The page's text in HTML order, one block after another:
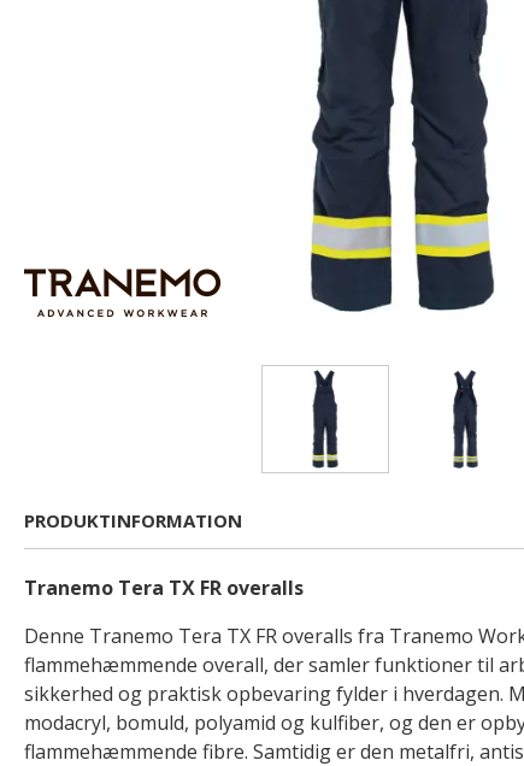
PRODUKTINFORMATION
Tranemo Tera TX FR overalls
Denne Tranemo Tera TX FR overalls fra Tranemo
flammehæmmende overall, der samler funktioner til
sikkerhed og praktisk opbevaring fylder i hverdagen.
modacryl, bomuld, polyamid og kulfiber, og den er
flammehæmmende fibre. Samtidig er den metalfri,